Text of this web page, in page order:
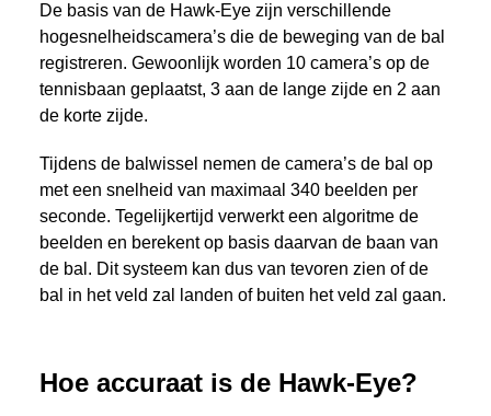
De basis van de Hawk-Eye zijn verschillende
hogesnelheidscamera’s die de beweging van de bal
registreren. Gewoonlijk worden 10 camera’s op de
tennisbaan geplaatst, 3 aan de lange zijde en 2 aan
de korte zijde.
Tijdens de balwissel nemen de camera’s de bal op
met een snelheid van maximaal 340 beelden per
seconde. Tegelijkertijd verwerkt een algoritme de
beelden en berekent op basis daarvan de baan van
de bal. Dit systeem kan dus van tevoren zien of de
bal in het veld zal landen of buiten het veld zal gaan.
Hoe accuraat is de Hawk-Eye?